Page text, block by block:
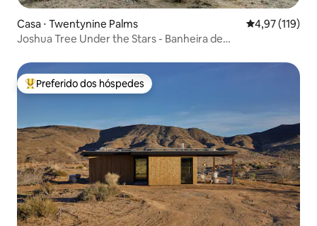
Casa ⋅ Twentynine Palms 4,97 de uma
4,97 (119)
Joshua Tree Under the Stars - Banheira de
Entre os melhores preferidos dos hóspedes
Preferido dos hóspedes